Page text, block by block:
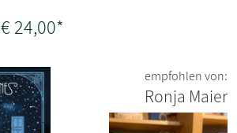
€ 24,00*
empfohlen von:
Ronja Maier